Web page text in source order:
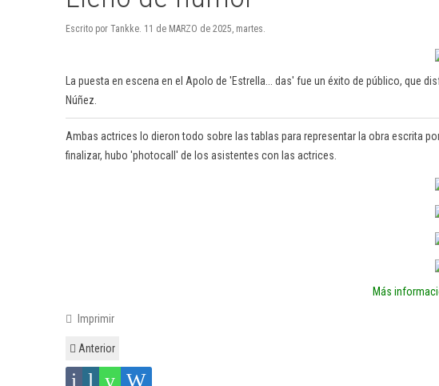
Escrito por Tankke. 11 de MARZO de 2025, martes.
La puesta en escena en el Apolo de 'Estrella... das' fue un éxito de público, que
Núñez.
Ambas actrices lo dieron todo sobre las tablas para representar la obra escrita
finalizar, hubo 'photocall' de los asistentes con las actrices.
Más
Imprimir
Anterior